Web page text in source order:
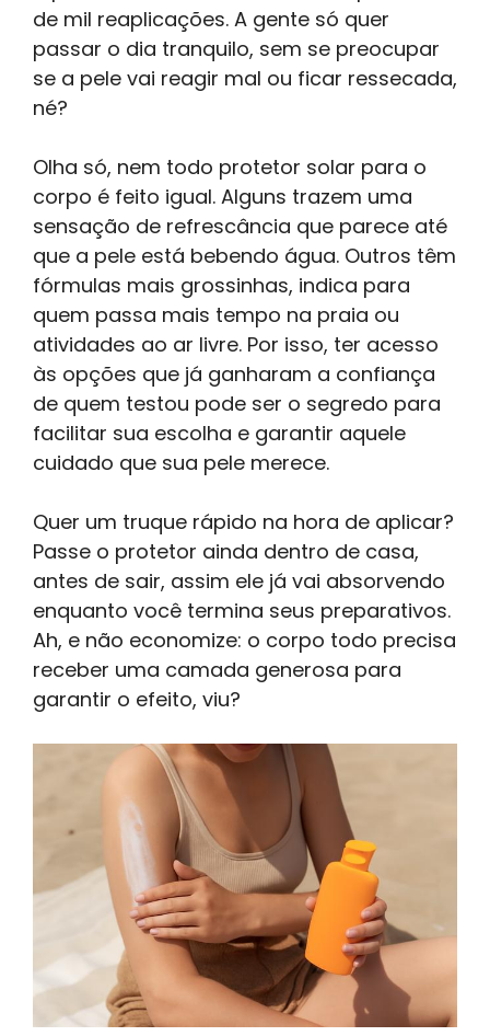
de mil reaplicações. A gente só quer
passar o dia tranquilo, sem se preocupar
se a pele vai reagir mal ou ficar ressecada,
né?
Olha só, nem todo protetor solar para o
corpo é feito igual. Alguns trazem uma
sensação de refrescância que parece até
que a pele está bebendo água. Outros têm
fórmulas mais grossinhas, indica para
quem passa mais tempo na praia ou
atividades ao ar livre. Por isso, ter acesso
às opções que já ganharam a confiança
de quem testou pode ser o segredo para
facilitar sua escolha e garantir aquele
cuidado que sua pele merece.
Quer um truque rápido na hora de aplicar?
Passe o protetor ainda dentro de casa,
antes de sair, assim ele já vai absorvendo
enquanto você termina seus preparativos.
Ah, e não economize: o corpo todo precisa
receber uma camada generosa para
garantir o efeito, viu?